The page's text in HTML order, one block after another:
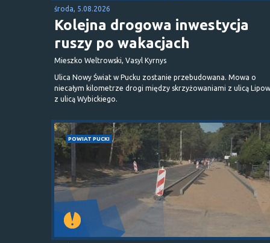
środa, 5.08.2026
Kolejna drogowa inwestycja
ruszy po wakacjach
Mieszko Weltrowski, Vasyl Kyrnys
Ulica Nowy Świat w Pucku zostanie przebudowana. Mowa o
niecałym kilometrze drogi między skrzyżowaniami z ulicą
z ulicą Wybickiego.
POWIAT PUCKI